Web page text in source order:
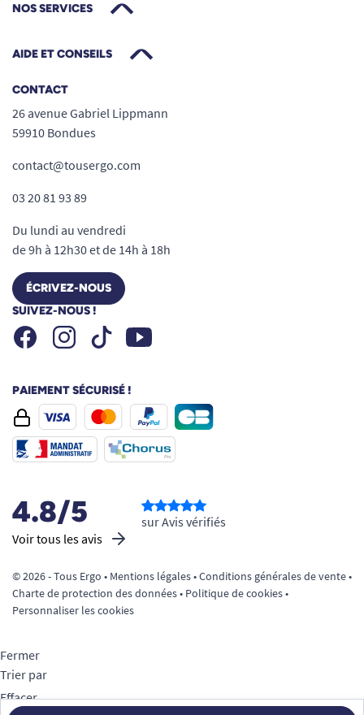
NOS SERVICES
AIDE ET CONSEILS
CONTACT
26 avenue Gabriel Lippmann
59910 Bondues
contact@tousergo.com
03 20 81 93 89
Du lundi au vendredi
de 9h à 12h30 et de 14h à 18h
ÉCRIVEZ-NOUS
SUIVEZ-NOUS !
FacebookInstagramTiktok Youtube
PAIEMENT SÉCURISÉ !
4.8/5
Voir tous les avis
sur Avis vérifiés
© 2026 - Tous Ergo • Mentions légales•Conditions générales de vente•
Charte de protection des données• Politique de cookies•
Personnaliser les cookies
Fermer
Trier par
Effacer